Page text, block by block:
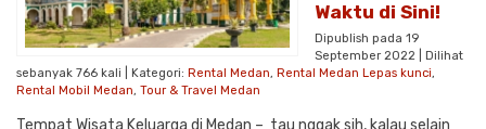
Waktu di Sini!
Dipublish pada 19
September 2022 | Dilihat
sebanyak 766 kali | Kategori: Rental Medan, Rental Medan Lepas kunci,
Rental Mobil Medan, Tour & Travel Medan